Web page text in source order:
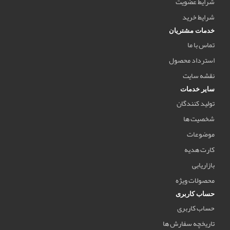
شرایط خرید
خدمات مشتریان
تماس با ما
استرداد محصول
نقشه سایت
سایر خدمات
تولید کنندگان
شخصیت ها
موضوعات
کارت هدیه
بازاریابی
محصولات ویژه
حساب کاربری
حساب کاربری
تاریخچه سفارش ها